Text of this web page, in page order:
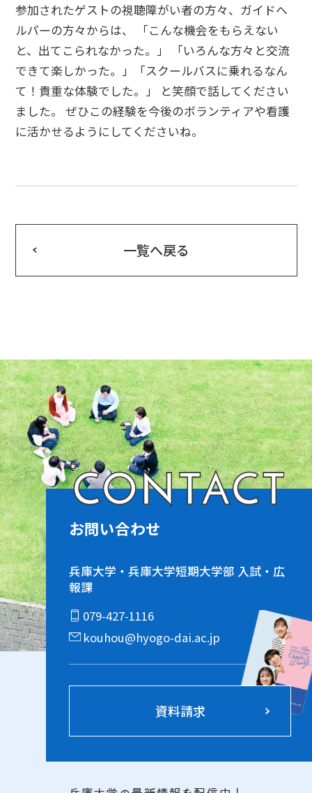
参加されたゲストの視聴障がい者の方々、ガイドヘ
ルパーの方々からは、 「こんな機会をもらえない
と、出てこられなかった。」 「いろんな方々と交流
できて楽しかった。」「スクールバスに乗れるなん
て！貴重な体験でした。」 と笑顔で話してください
ました。 ぜひこの経験を今後のボランティアや看護
に活かせるようにしてくださいね。
一覧へ戻る
CONTACT
お問い合わせ
兵庫大学・兵庫大学短期大学部 入試・広
報課
079-427-1116
kouhou@hyogo-dai.ac.jp
資料請求